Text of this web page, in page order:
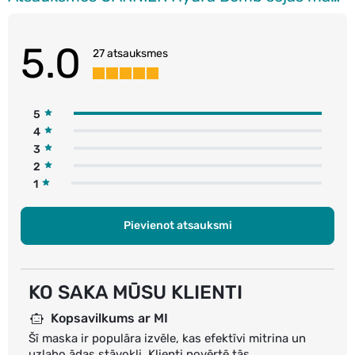
5.0 27 atsauksmes
5
4
3
2
1
Pievienot atsauksmi
KO SAKA MŪSU KLIENTI
Kopsavilkums ar MI
Šī maska ir populāra izvēle, kas efektīvi mitrina un